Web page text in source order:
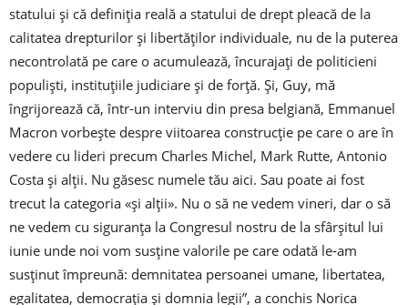
statului şi că definiţia reală a statului de drept pleacă de la
calitatea drepturilor şi libertăţilor individuale, nu de la puterea
necontrolată pe care o acumulează, încurajaţi de politicieni
populişti, instituţiile judiciare şi de forţă. Şi, Guy, mă
îngrijorează că, într-un interviu din presa belgiană, Emmanuel
Macron vorbeşte despre viitoarea construcţie pe care o are în
vedere cu lideri precum Charles Michel, Mark Rutte, Antonio
Costa şi alţii. Nu găsesc numele tău aici. Sau poate ai fost
trecut la categoria «şi alţii». Nu o să ne vedem vineri, dar o să
ne vedem cu siguranţa la Congresul nostru de la sfârşitul lui
iunie unde noi vom susţine valorile pe care odată le-am
susţinut împreună: demnitatea persoanei umane, libertatea,
egalitatea, democraţia şi domnia legii”, a conchis Norica